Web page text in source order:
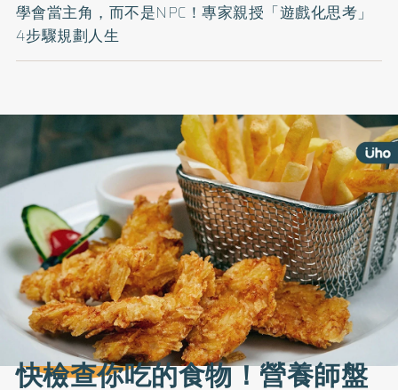
學會當主角，而不是NPC！專家親授「遊戲化思考」
4步驟規劃人生
快檢查你吃的食物！營養師盤